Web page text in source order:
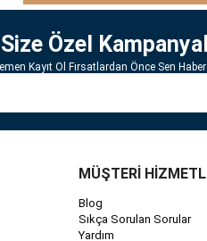
Size Özel
Kayıt Ol Fırsatlardan Önce Sen
MÜŞTERİ
Blog
Sıkça Sorulan Sorular
Yardım